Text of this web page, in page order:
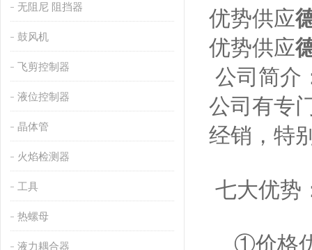
无阻尼 阻挡器
鼓风机
飞剪控制器
液位控制器
晶体管
火焰检测器
工具
热螺母
液力耦合器
优势供应
优势供应
公司简介
公司有专
经销，特
七大优势
①价格优